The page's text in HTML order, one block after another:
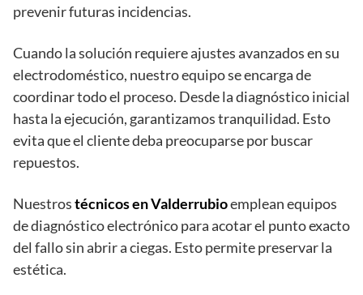
prevenir futuras incidencias.
Cuando la solución requiere ajustes avanzados en su
electrodoméstico, nuestro equipo se encarga de
coordinar todo el proceso. Desde la diagnóstico inicial
hasta la ejecución, garantizamos tranquilidad. Esto
evita que el cliente deba preocuparse por buscar
repuestos.
Nuestrostécnicos en Valderrubioemplean equipos
de diagnóstico electrónico para acotar el punto exacto
del fallo sin abrir a ciegas. Esto permite preservar la
estética.